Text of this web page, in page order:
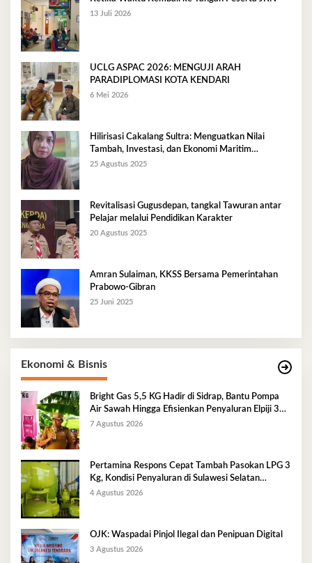
13 Juli 2026
UCLG ASPAC 2026: MENGUJI ARAH
PARADIPLOMASI KOTA KENDARI
6 Mei 2026
Hilirisasi Cakalang Sultra: Menguatkan Nilai
Tambah, Investasi, dan Ekonomi Maritim
Berkelanjutan
25 Agustus 2025
Revitalisasi Gugusdepan, tangkal Tawuran antar
Pelajar melalui Pendidikan Karakter
20 Agustus 2025
Amran Sulaiman, KKSS Bersama Pemerintahan
Prabowo-Gibran
25 Juni 2025
Ekonomi & Bisnis
Bright Gas 5,5 KG Hadir di Sidrap, Bantu Pompa
Air Sawah Hingga Efisienkan Penyaluran Elpiji 3
Kg
7 Agustus 2026
Pertamina Respons Cepat Tambah Pasokan LPG 3
Kg, Kondisi Penyaluran di Sulawesi Selatan
Berlangsung Kondusif
4 Agustus 2026
OJK: Waspadai Pinjol Ilegal dan Penipuan Digital
3 Agustus 2026